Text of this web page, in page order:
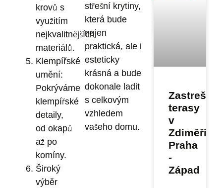
krovů s
využitím
nejkvalitnějších
materiálů.
Klempířské
umění:
Pokrýváme
klempířské
detaily,
od okapů
až po
komíny.
Široký
výběr
střešní krytiny,
která bude
nejen
praktická, ale i
esteticky
krásná a bude
dokonale ladit
s celkovým
vzhledem
vašeho domu.
terasy
v
Praha
-
Západ